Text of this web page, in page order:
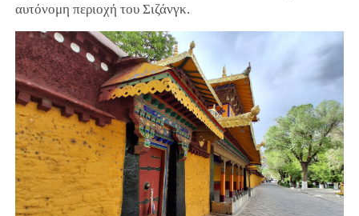
αυτόνομη περιοχή του Σιζάνγκ.